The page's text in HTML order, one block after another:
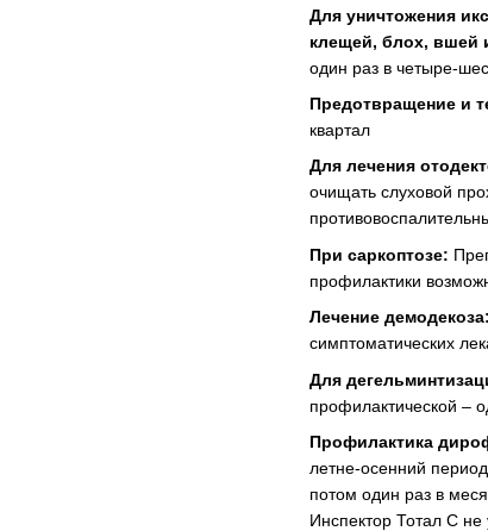
Для уничтожения
клещей, блох, вшей
один раз в четыре-
Предотвращение и
квартал
Для лечения
очищать слуховой
При саркоптозе:
профилактики
Лечение демодекоза:
симптоматических
Для
профилактической –
Профилактика
летне-осенний
потом один раз в
Инспектор Тотал С